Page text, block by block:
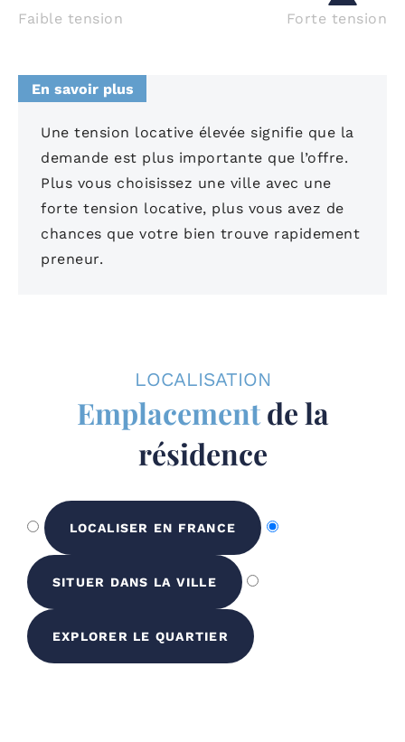
Faible tension Forte tension
En savoir plus
Une tension locative élevée signifie que la
demande est plus importante que l’offre.
Plus vous choisissez une ville avec une
forte tension locative, plus vous avez de
chances que votre bien trouve rapidement
preneur.
LOCALISATION
Emplacementde la
résidence
LOCALISER EN FRANCE
SITUER DANS LA VILLE
EXPLORER LE QUARTIER